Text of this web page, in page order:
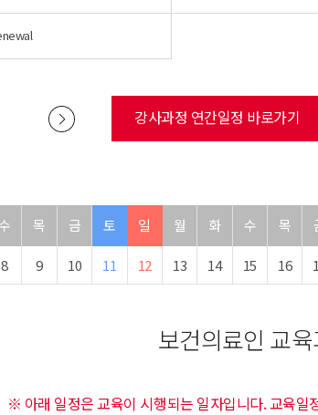
강사과정 연간일정 바로가기
목 금 토 일 월 화 수 목
8 9 10 11 12 13 14 15 16
보건의료인 교
※ 아래 일정은 교육이 시행되는 일자입니다. 교육일